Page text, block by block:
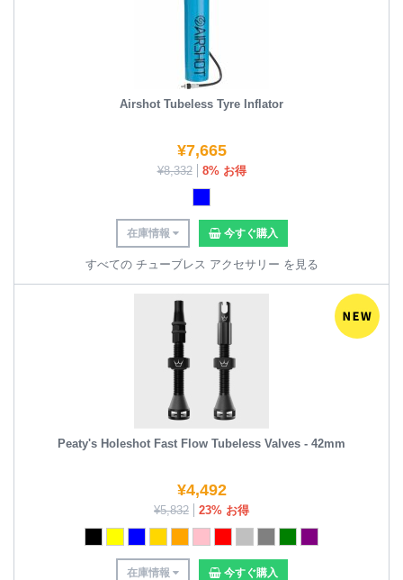
Airshot Tubeless Tyre Inflator
¥7,665
¥8,332 8% お得
在庫情報 今すぐ購入
すべての チューブレス アクセサリー を見る
Peaty's Holeshot Fast Flow Tubeless Valves - 42mm
¥4,492
¥5,832 23% お得
在庫情報 今すぐ購入